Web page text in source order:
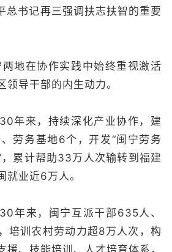
总书记再三强调扶志扶智的重要
在协作实践中始终重视激活
领导干部的内生动力。
来，持续深化产业协作，建
劳务基地6个，开发“闽宁劳务
累计帮助33万人次输转到福建
就业近6万人。
来，闽宁互派干部635人、
培训农村劳动力超8万人次，构